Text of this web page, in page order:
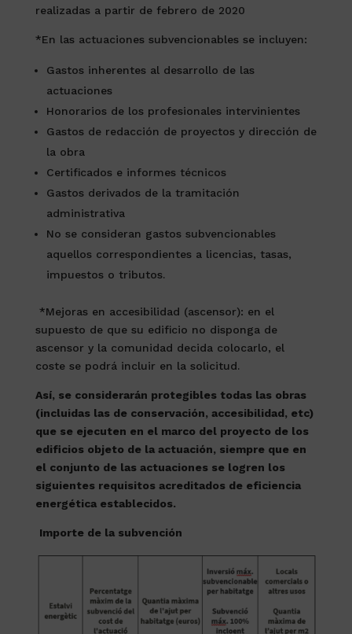
realizadas a partir de febrero de 2020
*En las actuaciones subvencionables se incluyen:
Gastos inherentes al desarrollo de las
actuaciones
Honorarios de los profesionales intervinientes
Gastos de redacción de proyectos y dirección de
la obra
Certificados e informes técnicos
Gastos derivados de la tramitación
administrativa
No se consideran gastos subvencionables
aquellos correspondientes a licencias, tasas,
impuestos o tributos.
*Mejoras en accesibilidad (ascensor): en el
supuesto de que su edificio no disponga de
ascensor y la comunidad decida colocarlo, el
coste se podrá incluir en la solicitud.
Así, se considerarán protegibles todas las obras
(incluidas las de conservación, accesibilidad, etc)
que se ejecuten en el marco del proyecto de los
edificios objeto de la actuación, siempre que en
el conjunto de las actuaciones se logren los
siguientes requisitos acreditados de eficiencia
energética establecidos.
Importe de la subvención